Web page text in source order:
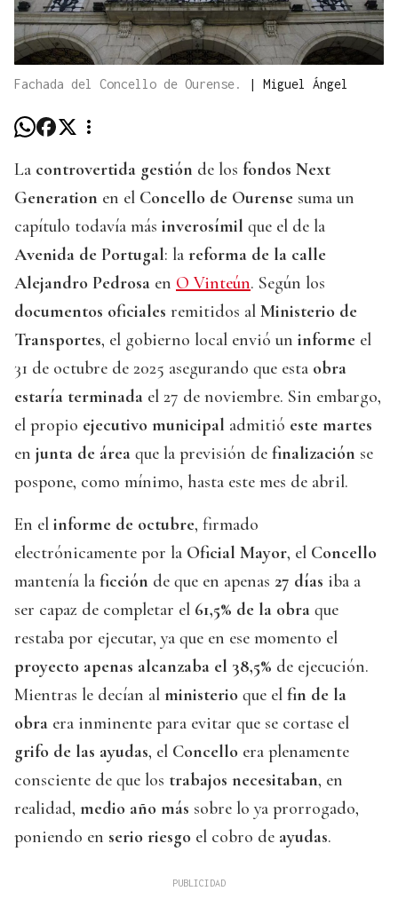
Fachada del Concello de Ourense. | Miguel Ángel
La controvertida gestión de los fondos Next
Generation en el Concello de Ourense suma un
capítulo todavía más inverosímil que el de la
Avenida de Portugal: la reforma de la calle
Alejandro Pedrosa en O Vinteún. Según los
documentos oficiales remitidos al Ministerio de
Transportes, el gobierno local envió un informe el
31 de octubre de 2025 asegurando que esta obra
estaría terminada el 27 de noviembre. Sin embargo,
el propio ejecutivo municipal admitió este martes
en junta de área que la previsión de finalización se
pospone, como mínimo, hasta este mes de abril.
En el informe de octubre, firmado
electrónicamente por la Oficial Mayor, el Concello
mantenía la ficción de que en apenas 27 días iba a
ser capaz de completar el 61,5% de la obra que
restaba por ejecutar, ya que en ese momento el
proyecto apenas alcanzaba el 38,5% de ejecución.
Mientras le decían al ministerio que el fin de la
obra era inminente para evitar que se cortase el
grifo de las ayudas, el Concello era plenamente
consciente de que los trabajos necesitaban, en
realidad, medio año más sobre lo ya prorrogado,
poniendo en serio riesgo el cobro de ayudas.